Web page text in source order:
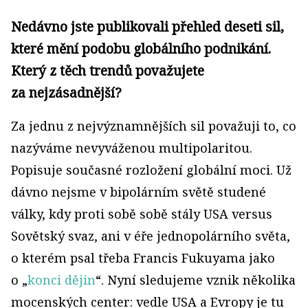
Nedávno jste publikovali přehled deseti sil,
které mění podobu globálního podnikání.
Který z těch trendů považujete
za nejzásadnější?
Za jednu z nejvýznamnějších sil považuji to, co
nazýváme nevyváženou multipolaritou.
Popisuje současné rozložení globální moci. Už
dávno nejsme v bipolárním světě studené
války, kdy proti sobě sobě stály USA versus
Sovětský svaz, ani v éře jednopolárního světa,
o kterém psal třeba Francis Fukuyama jako
o „konci dějin“. Nyní sledujeme vznik několika
mocenských center: vedle USA a Evropy je tu